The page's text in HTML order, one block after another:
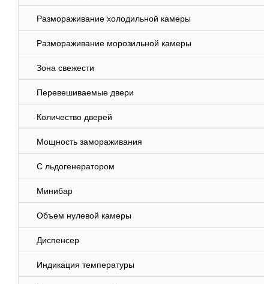
Размораживание холодильной камеры
Размораживание морозильной камеры
Зона свежести
Перевешиваемые двери
Количество дверей
Мощность замораживания
С льдогенератором
Минибар
Объем нулевой камеры
Диспенсер
Индикация температуры